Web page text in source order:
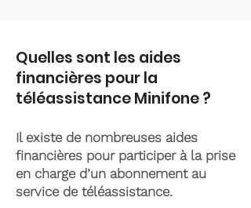
Quelles sont les aides
financières pour la
téléassistance Minifone ?
Il existe de nombreuses aides
financières pour participer à la prise
en charge d’un abonnement au
service de téléassistance.